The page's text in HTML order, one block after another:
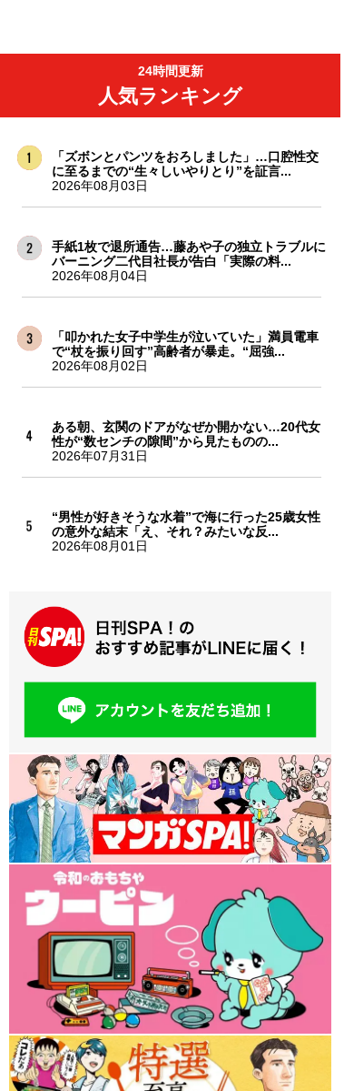
24時間更新
人気ランキング
「ズボンとパンツをおろしました」…口腔性交
に至るまでの“生々しいやりとり”を証言...
2026年08月03日
手紙1枚で退所通告…藤あや子の独立トラブルに
バーニング二代目社長が告白「実際の料...
2026年08月04日
「叩かれた女子中学生が泣いていた」満員電車
で“杖を振り回す”高齢者が暴走。“屈強...
2026年08月02日
ある朝、玄関のドアがなぜか開かない…20代女
性が“数センチの隙間”から見たものの...
2026年07月31日
“男性が好きそうな水着”で海に行った25歳女性
の意外な結末「え、それ？みたいな反...
2026年08月01日